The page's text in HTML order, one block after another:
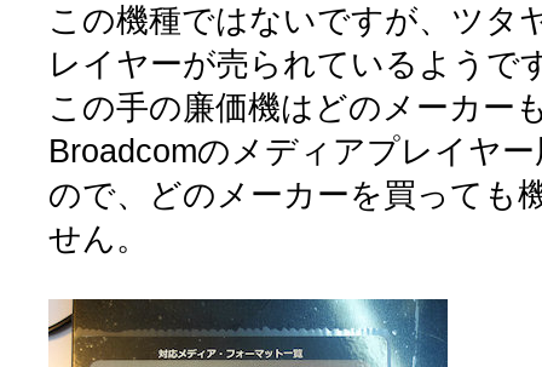
この機種ではないですが、ツタ
レイヤーが売られているようで
この手の廉価機はどのメーカー
Broadcomのメディアプレイヤ
ので、どのメーカーを買っても
せん。